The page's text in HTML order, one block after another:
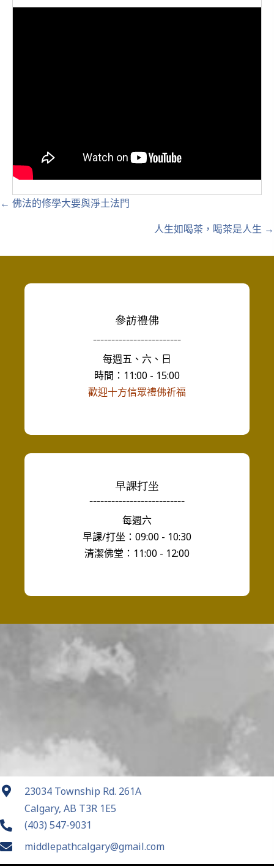
Posts
← 佛法的修學大要與淨土法門
人生如喝茶，喝茶是人生 →
參訪禮佛
------------------------
每週五、六、日
時間：11:00 - 15:00
歡迎十方信眾禮佛祈福
早課打坐
--------------------------
每週六
早課/打坐：09:00 - 10:30
清潔佛堂：11:00 - 12:00
23034 Township Rd. 261A
Calgary, AB T3R 1E5
(403) 547-9031
middlepathcalgary@gmail.com